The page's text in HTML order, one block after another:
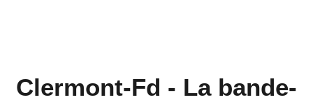
Clermont-Fd - La bande-